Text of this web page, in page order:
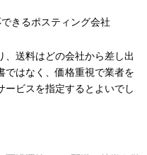
きるポスティング会社
、送料はどの会社から差し出
ではなく、価格重視で業者を
ービスを指定するとよいでし